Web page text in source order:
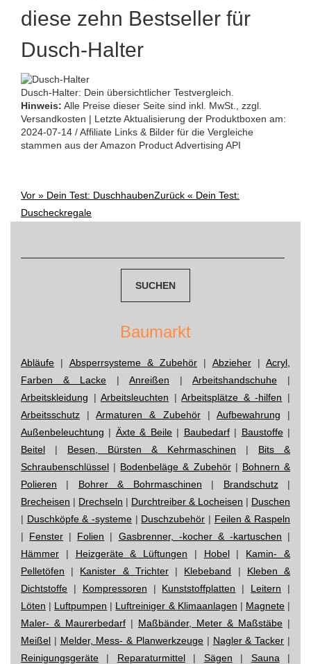
diese zehn Bestseller für
Dusch-Halter
Dusch-Halter: Dein übersichtlicher Testvergleich.
Hinweis: Alle Preise dieser Seite sind inkl. MwSt., zzgl.
Versandkosten | Letzte Aktualisierung der Produktboxen am:
2024-07-14 / Affiliate Links & Bilder für die Vergleiche
stammen aus der Amazon Product Advertising API
Post
Vor » Dein Test: DuschhaubenZurück « Dein Test:
Duscheckregale
Baumarkt
Abläufe | Absperrsysteme & Zubehör | Abzieher| Acryl,
Farben & Lacke | Anreißen | Arbeitshandschuhe |
Arbeitskleidung |Arbeitsleuchten |Arbeitsplätze & -hilfen |
Arbeitsschutz |Armaturen & Zubehör| Aufbewahrung |
Außenbeleuchtung | Äxte & Beile| Baubedarf| Baustoffe|
Beitel | Besen, Bürsten & Kehrmaschinen | Bits &
Schraubenschlüssel | Bodenbeläge & Zubehör| Bohnern &
Polieren | Bohrer & Bohrmaschinen | Brandschutz|
Brecheisen | Drechseln | Durchtreiber & Locheisen | Duschen
| Duschköpfe & -systeme | Duschzubehör | Feilen & Raspeln
| Fenster | Folien | Gasbrenner, -kocher & -kartuschen |
Hämmer | Heizgeräte & Lüftungen | Hobel| Kamin- &
Pelletöfen | Kanister & Trichter| Klebeband | Kleben &
Dichtstoffe | Kompressoren | Kunststoffplatten | Leitern |
Löten | Luftpumpen | Luftreiniger & Klimaanlagen | Magnete|
Maler- & Maurerbedarf | Maßbänder, Meter & Maßstäbe |
Meißel | Melder, Mess- & Planwerkzeuge | Nagler & Tacker |
Reinigungsgeräte | Reparaturmittel| Sägen | Sauna |